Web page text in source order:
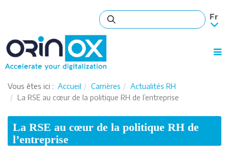
Vous êtes ici : Accueil Carrières
Actualités RH
La RSE au cœur de la politique RH de l’entreprise
La RSE au cœur de la politique RH de
l’entreprise